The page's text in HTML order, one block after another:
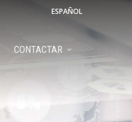
ESPAÑOL
CONTACTAR